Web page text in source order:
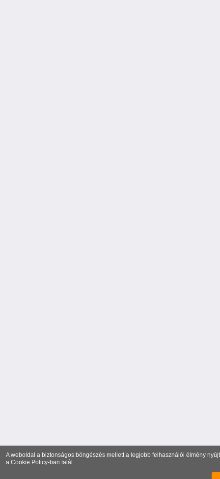
A weboldal a biztonságos böngészés mellett a legjobb felhasználói élmény
a Cookie Policy-ban talál.